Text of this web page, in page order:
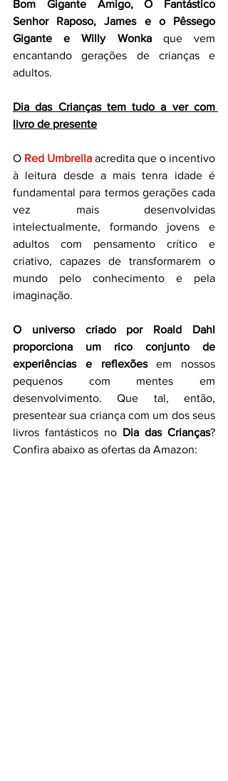
Bom Gigante Amigo, O Fantástico
Senhor Raposo, James e o Pêssego
Gigante e Willy Wonka que vem
encantando gerações de crianças e
adultos.
Dia das Crianças tem tudo a ver com
livro de presente
O Red Umbrella acredita que o incentivo
à leitura desde a mais tenra idade é
fundamental para termos gerações cada
vez mais desenvolvidas
intelectualmente, formando jovens e
adultos com pensamento crítico e
criativo, capazes de transformarem o
mundo pelo conhecimento e pela
imaginação.
O universo criado por Roald Dahl
proporciona um rico conjunto de
experiências e reflexões em nossos
pequenos com mentes em
desenvolvimento. Que tal, então,
presentear sua criança com um dos seus
livros fantásticos no Dia das Crianças?
Confira abaixo as ofertas da Amazon: